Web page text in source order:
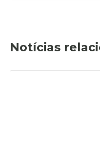
Notícias